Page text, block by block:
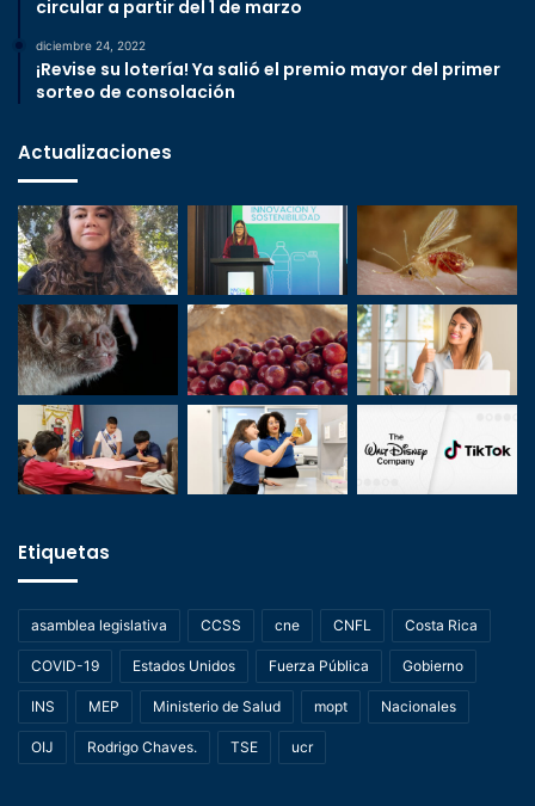
circular a partir del 1 de marzo
diciembre 24, 2022
¡Revise su lotería! Ya salió el premio mayor del primer
sorteo de consolación
Actualizaciones
Etiquetas
asamblea legislativa CCSS cne CNFL Costa Rica
COVID-19 Estados Unidos Fuerza Pública Gobierno
INS MEP Ministerio de Salud mopt Nacionales
OIJ Rodrigo Chaves. TSE ucr